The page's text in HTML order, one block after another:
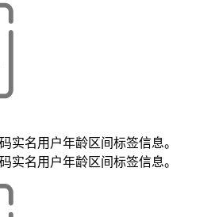
实名用户年龄区间标签信息。
实名用户年龄区间标签信息。